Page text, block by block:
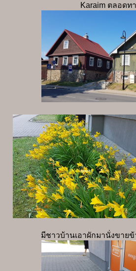
Karaim ตลอดท
มีชาวบ้านเอาผักมานั่งขายข้